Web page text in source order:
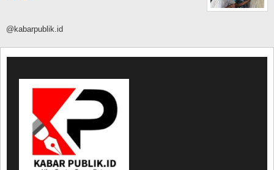
@kabarpublik.id